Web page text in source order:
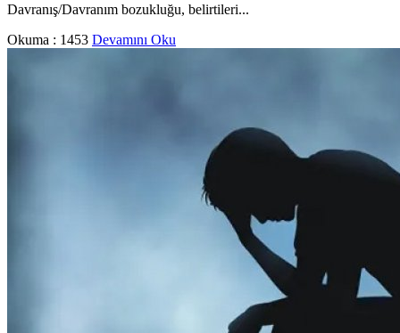
Davranış/Davranım bozukluğu, belirtileri...
Okuma : 1453 Devamını Oku